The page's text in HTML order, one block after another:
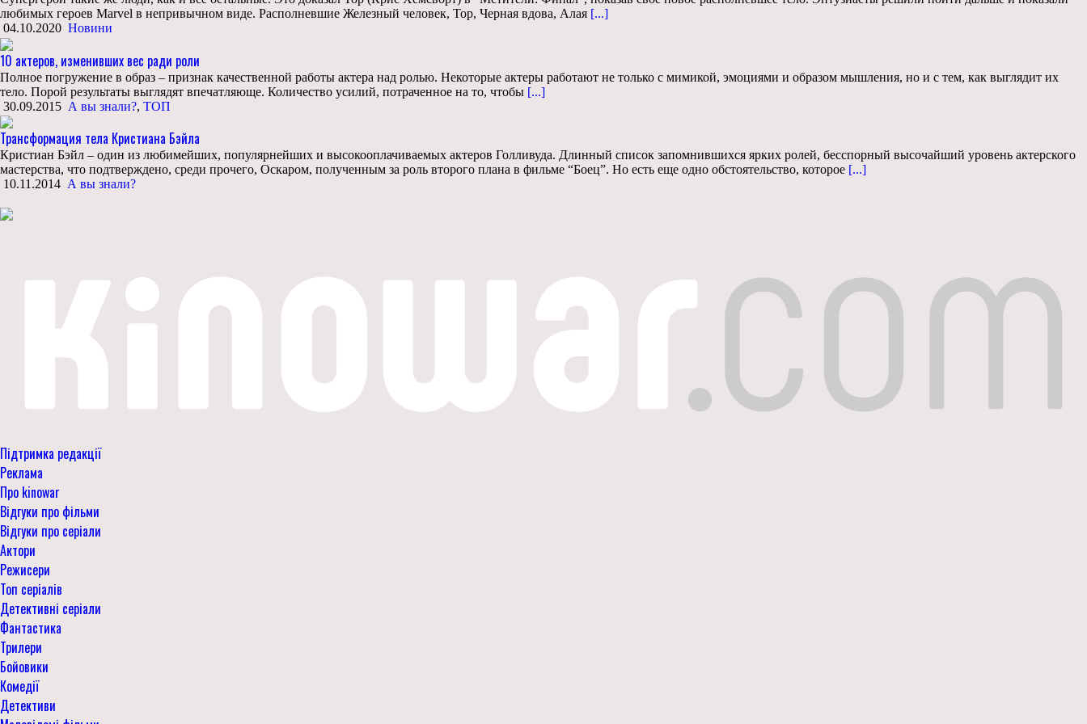
любимых героев Marvel в непривычном виде. Располневшие Железный человек, Тор, Черная вдова, Алая [...]
04.10.2020 Новини
10 актеров, изменивших вес ради роли
Полное погружение в образ – признак качественной работы актера над ролью. Некоторые актеры работают не только с мимикой, эмоциями и образом мышления, но и с тем, как выглядит их
тело. Порой результаты выглядят впечатляюще. Количество усилий, потраченное на то, чтобы [...]
30.09.2015 А вы знали?, ТОП
Трансформация тела Кристиана Бэйла
Кристиан Бэйл – один из любимейших, популярнейших и высокооплачиваемых актеров Голливуда. Длинный список запомнившихся ярких ролей, бесспорный высочайший уровень актерского
мастерства, что подтверждено, среди прочего, Оскаром, полученным за роль второго плана в фильме “Боец”. Но есть еще одно обстоятельство, которое [...]
10.11.2014 А вы знали?
Підтримка редакції
Реклама
Про kinowar
Відгуки про фільми
Відгуки про серіали
Актори
Режисери
Топ серіалів
Детективні серіали
Фантастика
Трилери
Бойовики
Комедії
Детективи